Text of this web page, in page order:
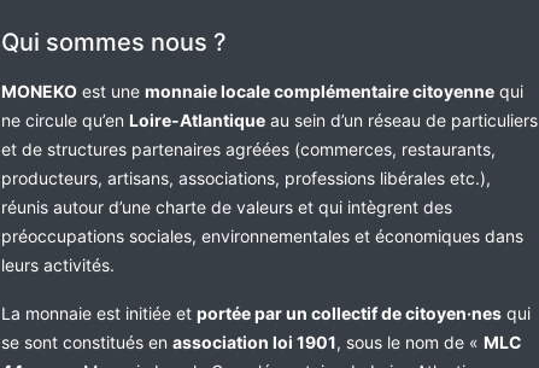
Qui sommes nous ?
MONEKO est une monnaie locale complémentaire citoyenne qui
ne circule qu’en Loire-Atlantique au sein d’un réseau de particuliers
et de structures partenaires agréées (commerces, restaurants,
producteurs, artisans, associations, professions libérales etc.),
réunis autour d’une charte de valeurs et qui intègrent des
préoccupations sociales, environnementales et économiques dans
leurs activités.
La monnaie est initiée et portée par un collectif de citoyen·nes qui
se sont constitués en association loi 1901, sous le nom de « MLC